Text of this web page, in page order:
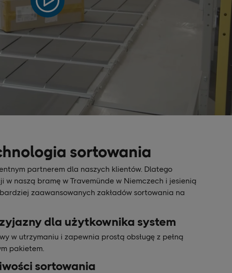
sortowania
partnerem dla naszych klientów. Dlatego
w naszą bramę w Travemünde w Niemczech i jesienią
zaawansowanych zakładów sortowania na
dla użytkownika system
w utrzymaniu i zapewnia prostą obsługę z pełną
pakietem.
sortowania